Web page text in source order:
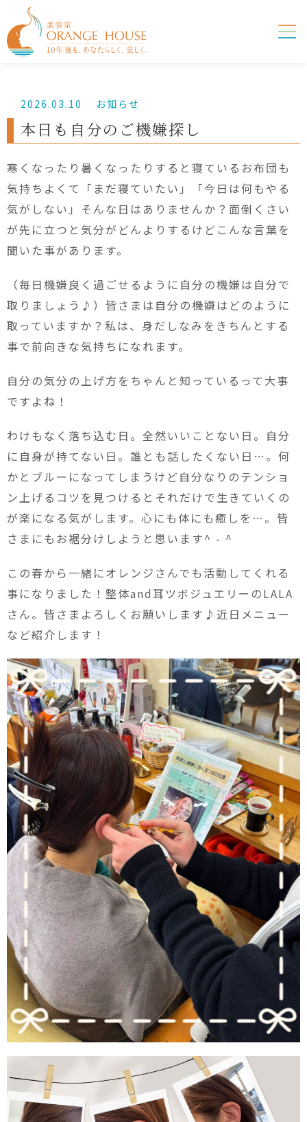
2026.03.10 お知らせ
本日も自分のご機嫌探し
寒くなったり暑くなったりすると寝ているお布団も
気持ちよくて「まだ寝ていたい」「今日は何もやる
気がしない」そんな日はありませんか？面倒くさい
が先に立つと気分がどんよりするけどこんな言葉を
聞いた事があります。
（毎日機嫌良く過ごせるように自分の機嫌は自分で
取りましょう♪）皆さまは自分の機嫌はどのように
取っていますか？私は、身だしなみをきちんとする
事で前向きな気持ちになれます。
自分の気分の上げ方をちゃんと知っているって大事
ですよね！
わけもなく落ち込む日。全然いいことない日。自分
に自身が持てない日。誰とも話したくない日…。何
かとブルーになってしまうけど自分なりのテンショ
ン上げるコツを見つけるとそれだけで生きていくの
が楽になる気がします。心にも体にも癒しを…。皆
さまにもお裾分けしようと思います^ - ^
この春から一緒にオレンジさんでも活動してくれる
事になりました！整体and耳ツボジュエリーのLALA
さん。皆さまよろしくお願いします♪近日メニュー
など紹介します！